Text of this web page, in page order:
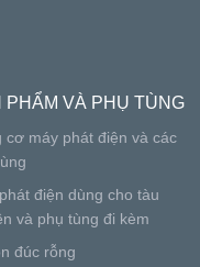
PHẨM VÀ PHỤ TÙNG
cơ máy phát điện và các
điện dùng cho tàu
và phụ tùng đi kèm
đúc rỗng